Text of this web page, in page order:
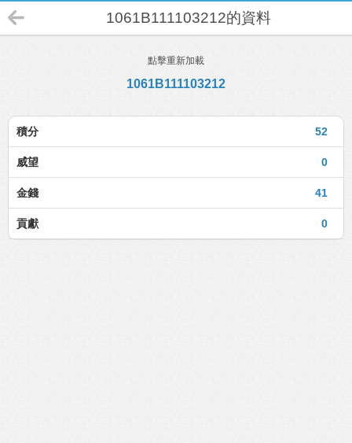
1061B111103212的資料
點擊重新加載
1061B111103212
52
積分
0
威望
41
金錢
0
貢獻